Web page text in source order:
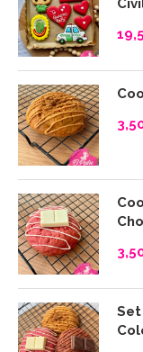
Rango
de
precios:
desde
3,50€
hasta
Rango
precios:
desde
Set